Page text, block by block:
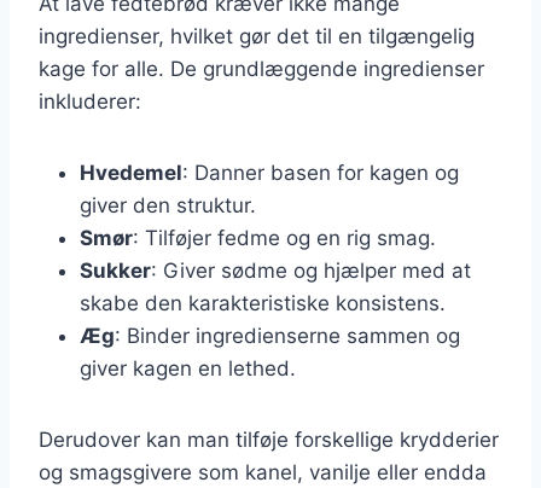
ingredienser, hvilket gør det til en tilgængelig
kage for alle. De grundlæggende ingredienser
inkluderer:
Hvedemel: Danner basen for kagen og
giver den struktur.
Smør: Tilføjer fedme og en rig smag.
Sukker: Giver sødme og hjælper med at
skabe den karakteristiske konsistens.
Æg: Binder ingredienserne sammen og
giver kagen en lethed.
Derudover kan man tilføje forskellige krydderier
og smagsgivere som kanel, vanilje eller endda